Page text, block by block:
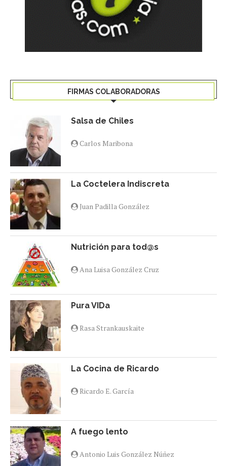
FIRMAS COLABORADORAS
Salsa de Chiles
Carlos Maribona
La Coctelera Indiscreta
Juan Padilla González
Nutrición para tod@s
Ana Luisa González Cruz
Pura VIDa
Rasa Strankauskaite
La Cocina de Ricardo
Ricardo E. García
A fuego lento
Antonio Luis González Núñez